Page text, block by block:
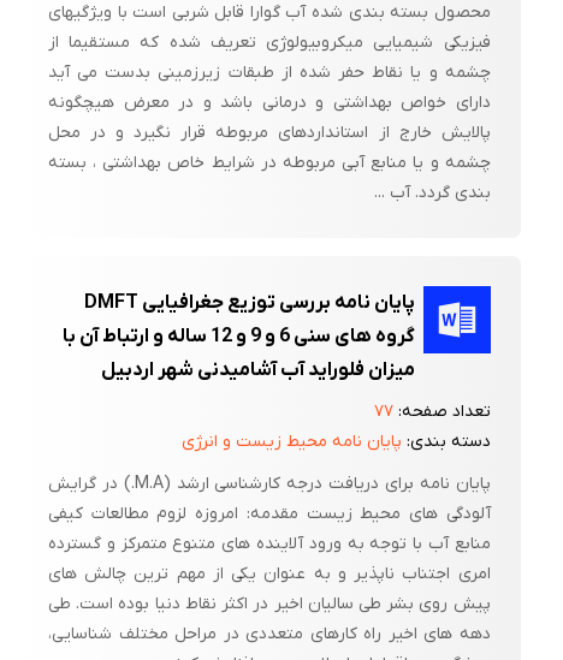
محصول بسته بندی شده آب گوارا قابل شربی است با ویژگیهای
فیزیکی شیمیایی میکروبیولوژی تعریف شده که مستقیما از
چشمه و یا نقاط حفر شده از طبقات زیرزمینی بدست می آید
دارای خواص بهداشتی و درمانی باشد و در معرض هیچگونه
پالایش خارج از استانداردهای مربوطه قرار نگیرد و در محل
چشمه و یا منابع آبی مربوطه در شرایط خاص بهداشتی ، بسته
بندی گردد. آب ...
پایان نامه بررسی توزیع جغرافیایی DMFT
گروه های سنی 6 و 9 و 12 ساله و ارتباط آن با
میزان فلوراید آب آشامیدنی شهر اردبیل
تعداد صفحه:۷۷
دسته بندی: پایان نامه محیط زیست و انرژی
پایان نامه برای دریافت درجه کارشناسی ارشد (M.A.) در گرایش
آلودگی های محیط زیست مقدمه: امروزه لزوم مطالعات کیفی
منابع آب با توجه به ورود آلاینده های متنوع متمرکز و گسترده
امری اجتناب ناپذیر و به عنوان یکی از مهم ترین چالش های
پیش روی بشر طی سالیان اخیر در اکثر نقاط دنیا بوده است. طی
دهه های اخیر راه کارهای متعددی در مراحل مختلف شناسایی،